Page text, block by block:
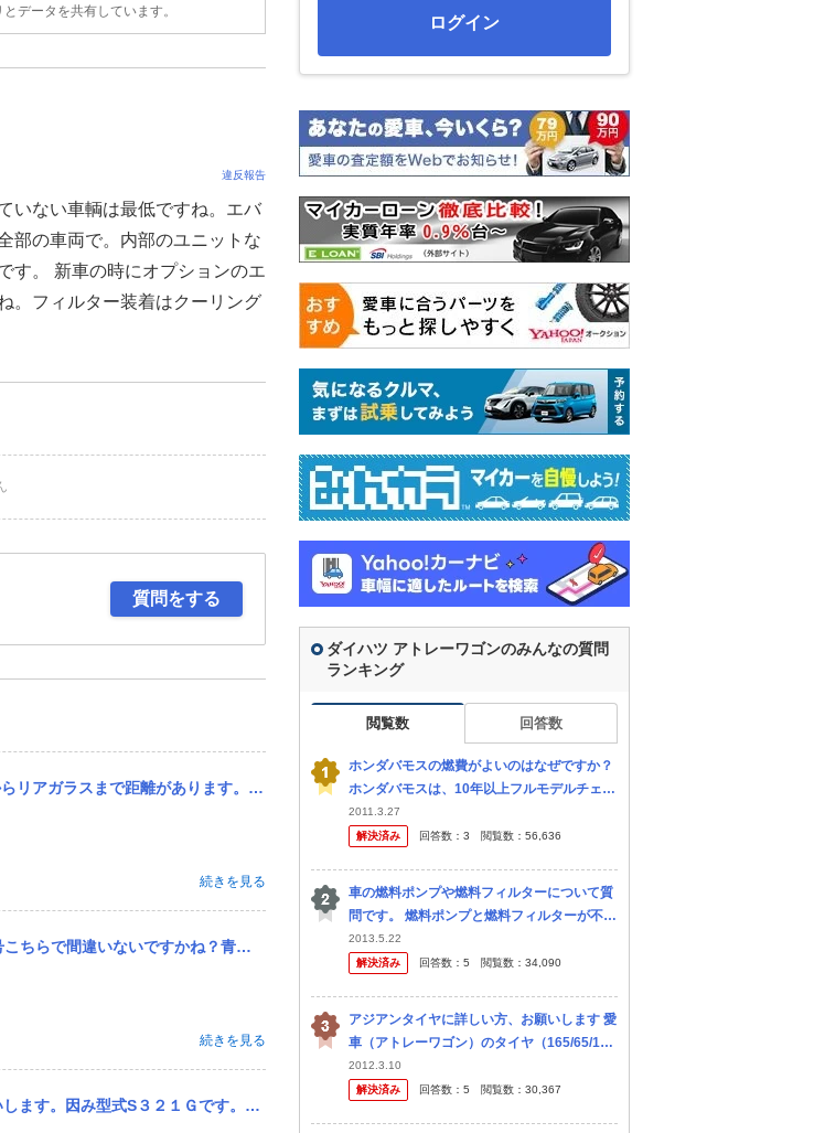
データを共有しています。
違反報告
いない車輌は最低ですね。エバ
部の車両で。内部のユニットな
す。 新車の時にオプションのエ
。フィルター装着はクーリング
質問をする
この車種なら大丈夫ですか？ まぁフロントがその分弱いと思いますが…
続きを見る
？青白となってますが実際は白ぽかったので
続きを見る
。また取付予定タイヤサイズは165-55-15です。
ログイン
ダイハツ アトレーワゴンのみんなの質問
ランキング
閲覧数 回答数
ホンダバモスの燃費がよいのはなぜですか？
ホンダバモスは、10年以上フルモデルチェン
ジしておらず、新しいスズキエブリィやダイ
ハツアトレーワゴンより車重も重いのに、カ
2011.3.27
解決済み
回答数： 3 閲覧数： 56,636
車の燃料ポンプや燃料フィルターについて質
問です。 燃料ポンプと燃料フィルターが不具
合を起こすとどのような症状が起こります
か？当方１２年式のアトレーワゴンカスタム
2013.5.22
解決済み
回答数： 5 閲覧数： 34,090
アジアンタイヤに詳しい方、お願いします 愛
車（アトレーワゴン）のタイヤ（165/65/1
3）が不幸にもバーストしてしまいました。
無事だった他の3本も残り溝3ミリくらいでし
2012.3.10
解決済み
回答数： 5 閲覧数： 30,367